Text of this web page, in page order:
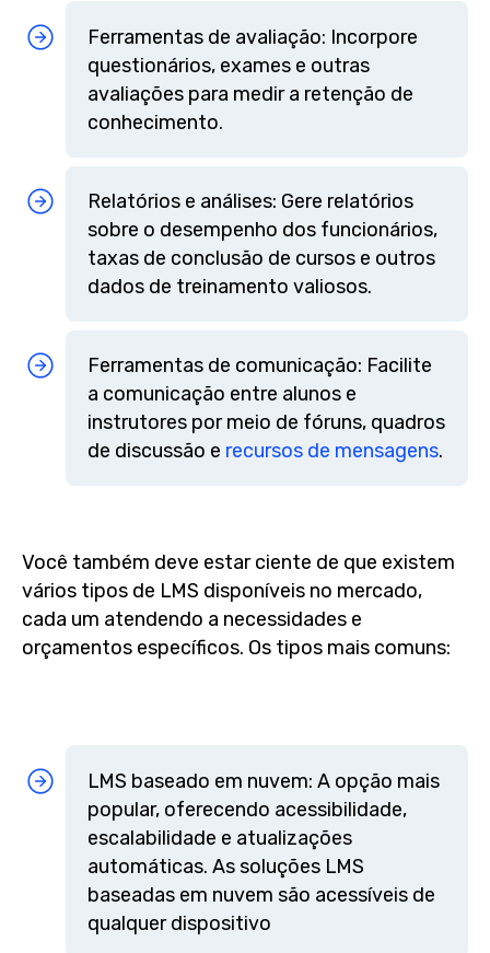
Ferramentas de avaliação: Incorpore
questionários, exames e outras
avaliações para medir a retenção de
conhecimento.
Relatórios e análises: Gere relatórios
sobre o desempenho dos funcionários,
taxas de conclusão de cursos e outros
dados de treinamento valiosos.
Ferramentas de comunicação: Facilite
a comunicação entre alunos e
instrutores por meio de fóruns, quadros
de discussão e recursos de mensagens.
Você também deve estar ciente de que existem
vários tipos de LMS disponíveis no mercado,
cada um atendendo a necessidades e
orçamentos específicos. Os tipos mais comuns:
LMS baseado em nuvem: A opção mais
popular, oferecendo acessibilidade,
escalabilidade e atualizações
automáticas. As soluções LMS
baseadas em nuvem são acessíveis de
qualquer dispositivo